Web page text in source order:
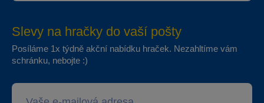
Slevy na hračky do vaší pošty
Posíláme 1x týdně akční nabídku hraček. Nezahltíme vám
schránku, nebojte :)